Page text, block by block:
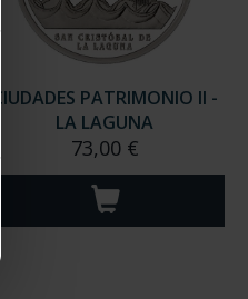
CIUDADES PATRIMONIO II -
LA LAGUNA
73,00 €